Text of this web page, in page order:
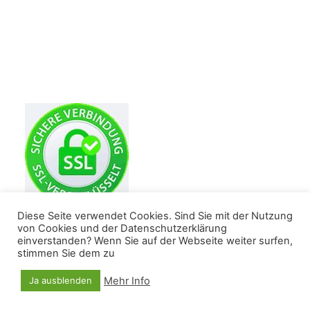
Diese Seite verwendet Cookies. Sind Sie mit der Nutzung
von Cookies und der Datenschutzerklärung
einverstanden? Wenn Sie auf der Webseite weiter surfen,
stimmen Sie dem zu
Ja ausblenden Mehr Info